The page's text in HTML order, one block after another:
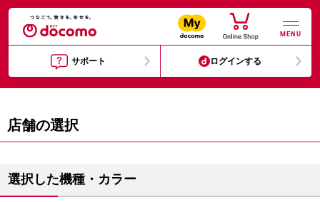
MENU
サポート ログインする
店舗の選択
選択した機種・カラー